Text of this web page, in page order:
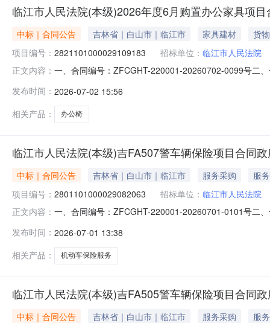
临江市人民法院(本级)2026年度6月购置办公家具项
中标｜合同公告 吉林省｜白山市｜临江市 家具建材
货物
项目编号： 2821101000029109183 招标单位： 临江市人民法院
正文内容： 一、合同编号：ZFCGHT-220001-20260702-0099号二
江市国贸大厦四楼联系方式：13943426288六、合同主
发布时间： 2026-07-02 15:56
相关产品：
办公椅
临江市人民法院(本级)吉FA507警车辆保险项目合同
中标｜合同公告 吉林省｜白山市｜临江市 服务采购
服务
项目编号： 2801101000029082063 招标单位： 临江市人民法院
正文内容： 一、合同编号：ZFCGHT-220001-20260701-0101号二
放街1委7组工行信用社住宅楼联系方式：13704393999
发布时间： 2026-07-01 13:38
相关产品：
机动车保险服务
临江市人民法院(本级)吉FA505警车辆保险项目合同
中标｜合同公告 吉林省｜白山市｜临江市 服务采购
服务